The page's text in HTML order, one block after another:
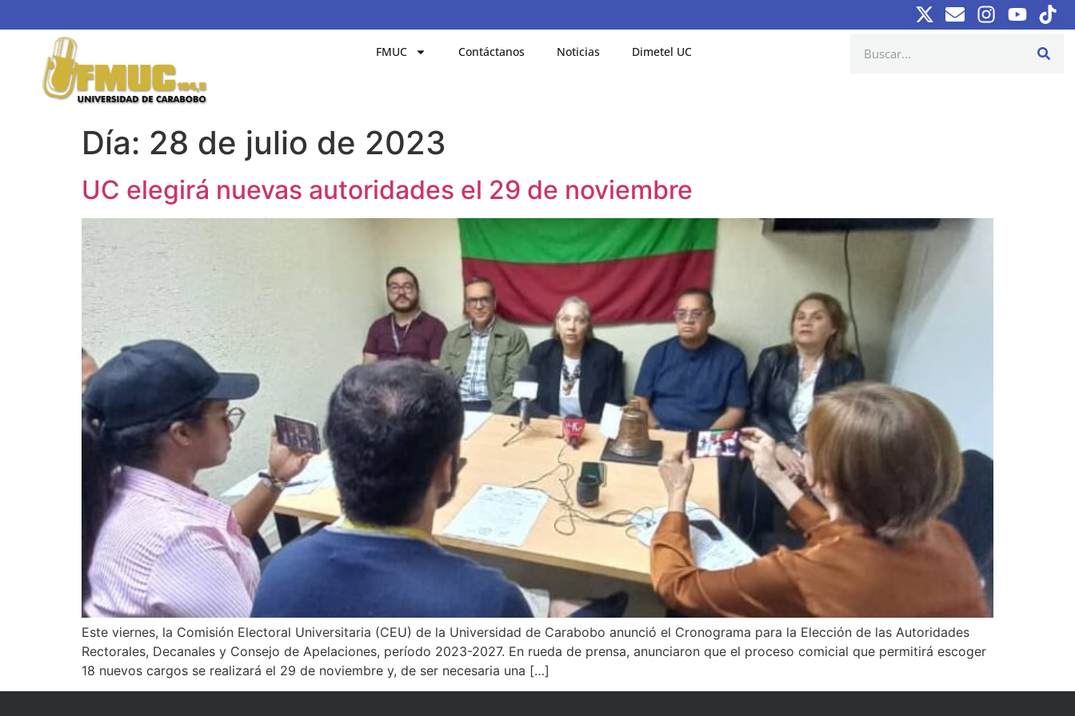
FMUC Contáctanos Noticias Dimetel UC
Día: 28 de julio de 2023
UC elegirá nuevas autoridades el 29 de noviembre
Este viernes, la Comisión Electoral Universitaria (CEU) de la Universidad de Carabobo anunció el Cronograma para la Elección de las Autoridades
Rectorales, Decanales y Consejo de Apelaciones, período 2023-2027. En rueda de prensa, anunciaron que el proceso comicial que permitirá escoger
18 nuevos cargos se realizará el 29 de noviembre y, de ser necesaria una […]